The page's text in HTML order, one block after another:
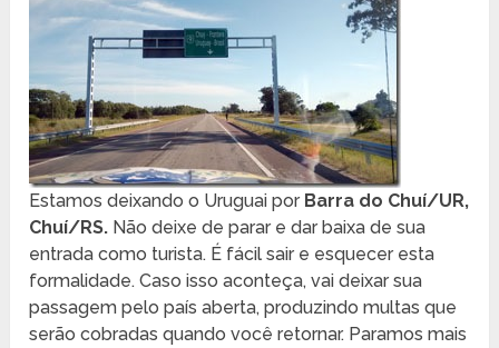
Estamos deixando o Uruguai por Barra do Chuí/UR,
Chuí/RS. Não deixe de parar e dar baixa de sua
entrada como turista. É fácil sair e esquecer esta
formalidade. Caso isso aconteça, vai deixar sua
passagem pelo país aberta, produzindo multas que
serão cobradas quando você retornar. Paramos mais